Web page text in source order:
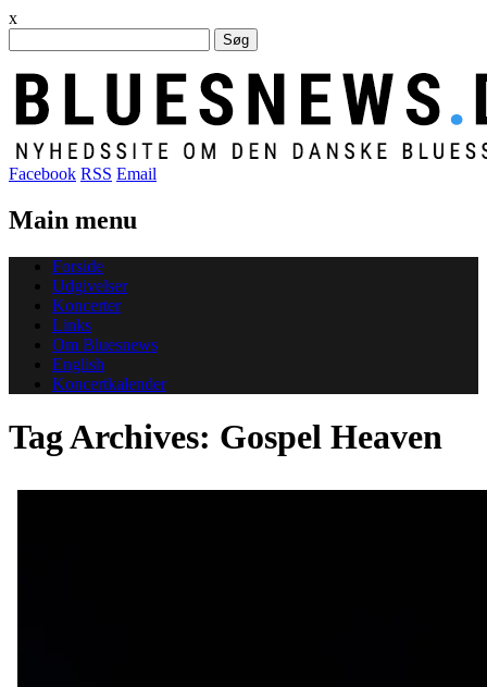
x
efter:
Facebook RSS Email
Main menu
Skip
content
Forside
Udgivelser
Koncerter
Links
Om Bluesnews
English
Koncertkalender
Tag Archives: Gospel Heaven